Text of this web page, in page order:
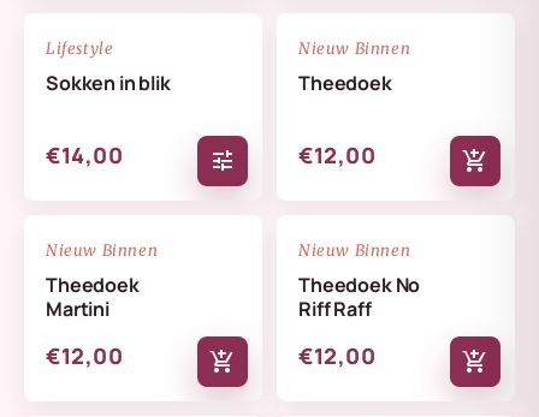
NIEUW
Lifestyle
Sokken in blik
€14,00 tune
NIEUW
Nieuw Binnen
Theedoek
€12,00 add_shopping_cart
NIEUW
Nieuw Binnen
Theedoek
Martini
€12,00 add_shopping_cart
NIEUW
Nieuw Binnen
Theedoek No
Riff Raff
€12,00 add_shopping_cart